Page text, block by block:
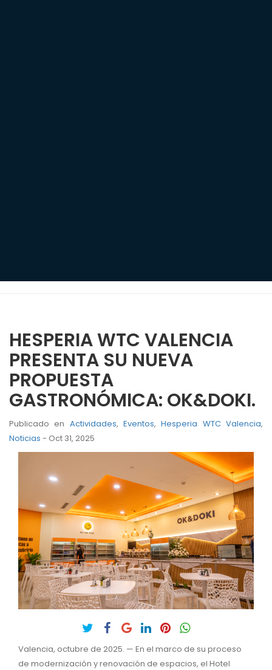
HESPERIA WTC VALENCIA
PRESENTA SU NUEVA
PROPUESTA
GASTRONÓMICA: OK&DOKI.
Publicado en Actividades,Eventos,Hesperia WTC Valencia,
Noticias - Oct 31, 2025
Valencia, octubre de 2025. — En el marco de su proceso
de modernización y renovación de espacios, el Hotel